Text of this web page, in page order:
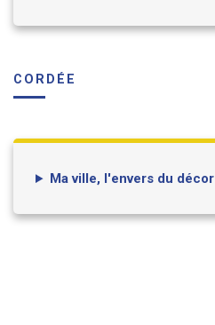
CORDÉE
Ma ville, l'envers du décor